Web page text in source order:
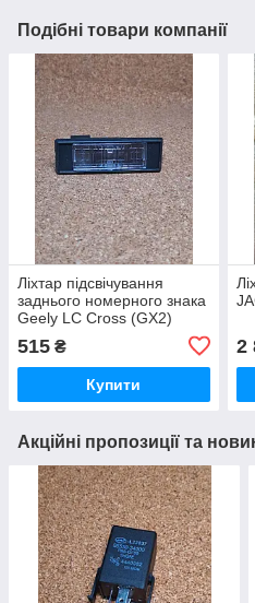
Подібні товари компанії
Ліхтар підсвічування
заднього номерного знака
Geely LC Cross (GX2)
Джили ЛС ГХ2 Джилі ЛС
515 ₴
Купити
2
Акційні пропозиції та